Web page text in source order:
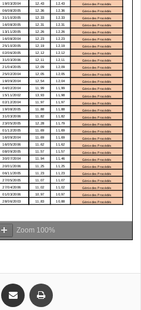
Zoom 100%
Reddit Partager par email